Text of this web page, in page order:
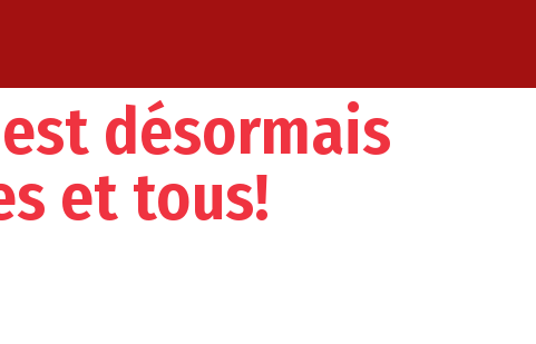
désormais
et tous!